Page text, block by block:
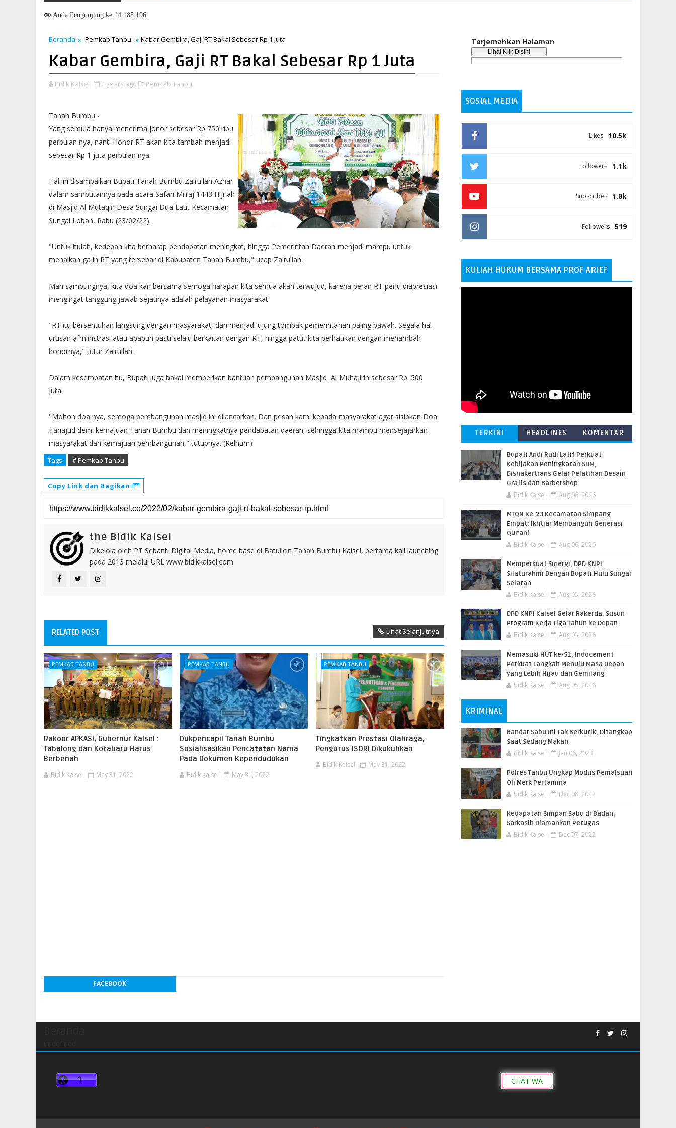
Anda Pengunjung ke 14.185.196
Beranda Pemkab Tanbu Kabar Gembira, Gaji RT Bakal Sebesar Rp 1 Juta
Kabar Gembira, Gaji RT Bakal Sebesar Rp 1 Juta
Bidik Kalsel 4 years ago Pemkab Tanbu,
Tanah Bumbu -
Yang semula hanya menerima jonor sebesar Rp 750 ribu
perbulan nya, nanti Honor RT akan kita tambah menjadi
sebesar Rp 1 juta perbulan nya.
Hal ini disampaikan Bupati Tanah Bumbu Zairullah Azhar
dalam sambutannya pada acara Safari Mi'raj 1443 Hijriah
di Masjid Al Mutaqin Desa Sungai Dua Laut Kecamatan
Sungai Loban, Rabu (23/02/22).
"Untuk itulah, kedepan kita berharap pendapatan meningkat, hingga Pemerintah Daerah menjadi mampu untuk
menaikan gajih RT yang tersebar di Kabupaten Tanah Bumbu," ucap Zairullah.
Mari sambungnya, kita doa kan bersama semoga harapan kita semua akan terwujud, karena peran RT perlu diapresiasi
mengingat tanggung jawab sejatinya adalah pelayanan masyarakat.
"RT itu bersentuhan langsung dengan masyarakat, dan menjadi ujung tombak pemerintahan paling bawah. Segala hal
urusan afministrasi atau apapun pasti selalu berkaitan dengan RT, hingga patut kita perhatikan dengan menambah
honornya," tutur Zairullah.
Dalam kesempatan itu, Bupati juga bakal memberikan bantuan pembangunan Masjid Al Muhajirin sebesar Rp. 500
juta.
"Mohon doa nya, semoga pembangunan masjid ini dilancarkan. Dan pesan kami kepada masyarakat agar sisipkan Doa
Tahajud demi kemajuan Tanah Bumbu dan meningkatnya pendapatan daerah, sehingga kita mampu mensejajarkan
masyarakat dan kemajuan pembangunan," tutupnya. (Relhum)
Tags # Pemkab Tanbu
Copy Link dan Bagikan
the Bidik Kalsel
Dikelola oleh PT Sebanti Digital Media, home base di Batulicin Tanah Bumbu Kalsel, pertama kali launching
pada 2013 melalui URL www.bidikkalsel.com
RELATED POST Lihat Selanjutnya
PEMKAB TANBU
Rakoor APKASI, Gubernur Kalsel :
Tabalong dan Kotabaru Harus
Berbenah
Bidik Kalsel May 31, 2022
PEMKAB TANBU
Dukpencapil Tanah Bumbu
Sosialisasikan Pencatatan Nama
Pada Dokumen Kependudukan
Bidik Kalsel May 31, 2022
PEMKAB TANBU
Tingkatkan Prestasi Olahraga,
Pengurus ISORI Dikukuhkan
Bidik Kalsel May 31, 2022
FACEBOOK
Terjemahkan Halaman:
SOSIAL MEDIA
10.5k
Likes
1.1k
Followers
1.8k
Subscribes
519
Followers
KULIAH HUKUM BERSAMA PROF ARIEF
TERKINI HEADLINES KOMENTAR
Bupati Andi Rudi Latif Perkuat
Kebijakan Peningkatan SDM,
Disnakertrans Gelar Pelatihan Desain
Grafis dan Barbershop
Bidik Kalsel Aug 06, 2026
MTQN Ke-23 Kecamatan Simpang
Empat: Ikhtiar Membangun Generasi
Qur’ani
Bidik Kalsel Aug 06, 2026
Memperkuat Sinergi, DPD KNPI
Silaturahmi Dengan Bupati Hulu Sungai
Selatan
Bidik Kalsel Aug 05, 2026
DPD KNPI Kalsel Gelar Rakerda, Susun
Program Kerja Tiga Tahun ke Depan
Bidik Kalsel Aug 05, 2026
Memasuki HUT ke-51, Indocement
Perkuat Langkah Menuju Masa Depan
yang Lebih Hijau dan Gemilang
Bidik Kalsel Aug 05, 2026
KRIMINAL
Bandar Sabu Ini Tak Berkutik, Ditangkap
Saat Sedang Makan
Bidik Kalsel Jan 06, 2023
Polres Tanbu Ungkap Modus Pemalsuan
Oli Merk Pertamina
Bidik Kalsel Dec 08, 2022
Kedapatan Simpan Sabu di Badan,
Sarkasih Diamankan Petugas
Bidik Kalsel Dec 07, 2022
CHAT WA